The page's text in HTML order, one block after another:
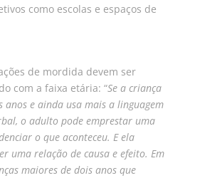
como escolas e espaços de
de mordida devem ser
com a faixa etária: “Se a criança
anos e ainda usa mais a linguagem
o adulto pode emprestar uma
o que aconteceu. E ela
uma relação de causa e efeito. Em
maiores de dois anos que